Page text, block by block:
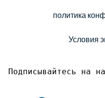
политика
Условия
Подписывайтесь на